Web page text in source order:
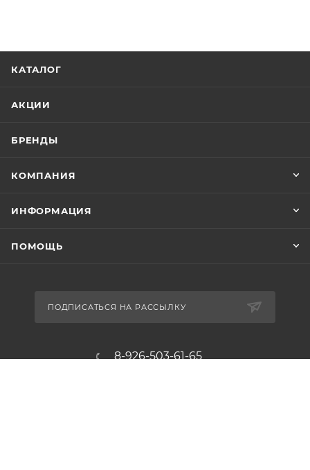
КАТАЛОГ
АКЦИИ
БРЕНДЫ
КОМПАНИЯ
ИНФОРМАЦИЯ
ПОМОЩЬ
ПОДПИСАТЬСЯ НА РАССЫЛКУ
8-926-503-61-65